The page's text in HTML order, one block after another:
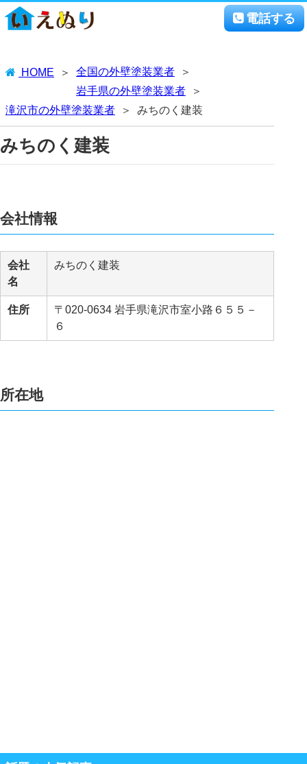
電話する
HOME
全国の外壁塗装業者
岩手県の外壁塗装業者
滝沢市の外壁塗装業者
みちのく建装
みちのく建装
会社情報
会社
名
みちのく建装
住所
〒020-0634 岩手県滝沢市室小路６５５－
６
所在地